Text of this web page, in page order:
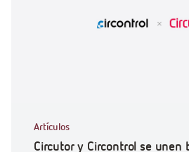
Artículos
Circutor y Circontrol se unen